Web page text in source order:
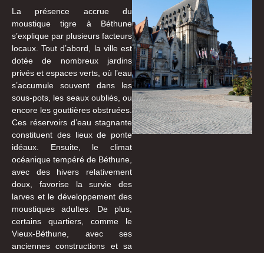
La présence accrue du
moustique tigre à Béthune
s’explique par plusieurs facteurs
locaux. Tout d’abord, la ville est
dotée de nombreux jardins
privés et espaces verts, où l’eau
s’accumule souvent dans les
sous-pots, les seaux oubliés, ou
encore les gouttières obstruées.
Ces réservoirs d’eau stagnante
constituent des lieux de ponte
idéaux. Ensuite, le climat
océanique tempéré de Béthune,
avec des hivers relativement
doux, favorise la survie des
larves et le développement des
moustiques adultes. De plus,
certains quartiers, comme le
Vieux-Béthune, avec ses
anciennes constructions et sa